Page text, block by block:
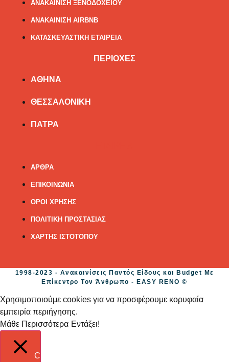
ΑΝΑΚΑΙΝΙΣΗ ΞΕΝΟΔΟΧΕΙΟΥ
ΑΝΑΚΑΙΝΙΣΗ AIRBNB
ΚΑΤΑΣΚΕΥΑΣΤΙΚΗ ΕΤΑΙΡΕΙΑ
ΠΕΡΙΟΧΕΣ
ΑΘΗΝΑ
ΘΕΣΣΑΛΟΝΙΚΗ
ΠΑΤΡΑ
ΑΡΘΡΑ
ΕΠΙΚΟΙΝΩΝΙΑ
ΟΡΟΙ ΧΡΗΣΗΣ
ΠΟΛΙΤΙΚΗ ΠΡΟΣΤΑΣΙΑΣ
ΧΑΡΤΗΣ ΙΣΤΟΤΟΠΟΥ
1998-2023 - Ανακαινίσεις Παντός Είδους και Budget Με
Επίκεντρο Τον Άνθρωπο - EASY RENO ©
Χρησιμοποιούμε cookies για να προσφέρουμε κορυφαία
εμπειρία περιήγησης.
Μάθε Περισσότερα Εντάξει!
Close